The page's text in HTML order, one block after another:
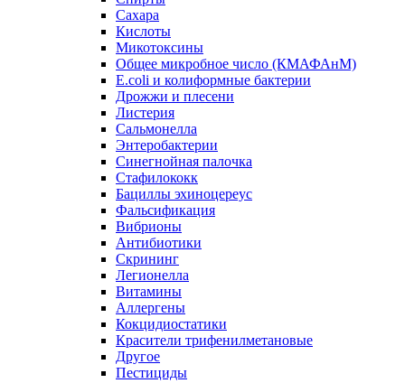
Сахара
Кислоты
Микотоксины
Общее микробное число (КМАФАнМ)
E.coli и колиформные бактерии
Дрожжи и плесени
Листерия
Сальмонелла
Энтеробактерии
Синегнойная палочка
Стафилококк
Бациллы эхиноцереус
Фальсификация
Вибрионы
Антибиотики
Скрининг
Легионелла
Витамины
Аллергены
Кокцидиостатики
Красители трифенилметановые
Другое
Пестициды